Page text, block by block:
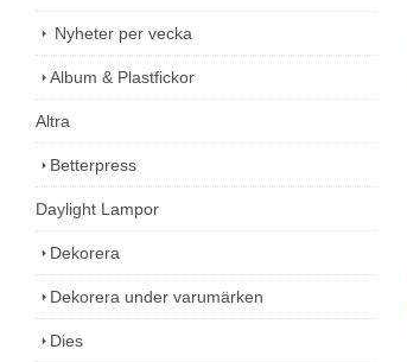
Nyheter per vecka
Album & Plastfickor
Altra
Betterpress
Daylight Lampor
Dekorera
Dekorera under varumärken
Dies